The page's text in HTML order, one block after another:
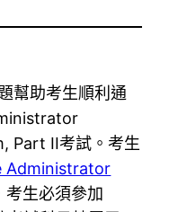
幫助考生順利通
Part II考試。考生
Administrator
考生必須參加